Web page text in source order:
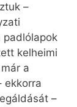
–
padlólapok
kelheimi
a
ekkorra
–